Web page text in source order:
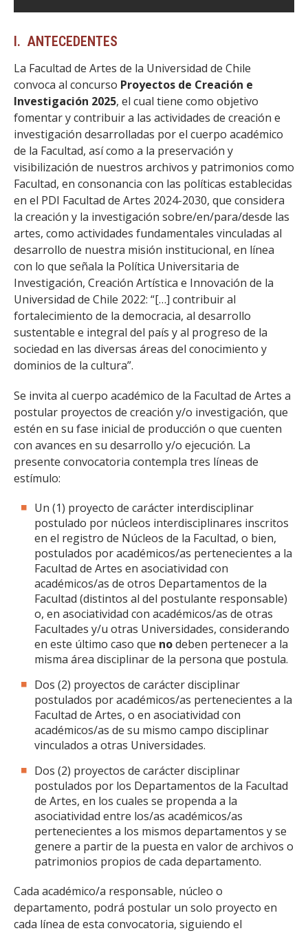
I. ANTECEDENTES
La Facultad de Artes de la Universidad de Chile
convoca al concurso Proyectos de Creación e
Investigación 2025, el cual tiene como objetivo
fomentar y contribuir a las actividades de creación e
investigación desarrolladas por el cuerpo académico
de la Facultad, así como a la preservación y
visibilización de nuestros archivos y patrimonios como
Facultad, en consonancia con las políticas establecidas
en el PDI Facultad de Artes 2024-2030, que considera
la creación y la investigación sobre/en/para/desde las
artes, como actividades fundamentales vinculadas al
desarrollo de nuestra misión institucional, en línea
con lo que señala la Política Universitaria de
Investigación, Creación Artística e Innovación de la
Universidad de Chile 2022: “[…] contribuir al
fortalecimiento de la democracia, al desarrollo
sustentable e integral del país y al progreso de la
sociedad en las diversas áreas del conocimiento y
dominios de la cultura”.
Se invita al cuerpo académico de la Facultad de Artes a
postular proyectos de creación y/o investigación, que
estén en su fase inicial de producción o que cuenten
con avances en su desarrollo y/o ejecución. La
presente convocatoria contempla tres líneas de
estímulo:
Un (1) proyecto de carácter interdisciplinar
postulado por núcleos interdisciplinares inscritos
en el registro de Núcleos de la Facultad, o bien,
postulados por académicos/as pertenecientes a la
Facultad de Artes en asociatividad con
académicos/as de otros Departamentos de la
Facultad (distintos al del postulante responsable)
o, en asociatividad con académicos/as de otras
Facultades y/u otras Universidades, considerando
en este último caso que nodeben pertenecer a la
misma área disciplinar de la persona que postula.
Dos (2) proyectos de carácter disciplinar
postulados por académicos/as pertenecientes a la
Facultad de Artes, o en asociatividad con
académicos/as de su mismo campo disciplinar
vinculados a otras Universidades.
Dos (2) proyectos de carácter disciplinar
postulados por los Departamentos de la Facultad
de Artes, en los cuales se propenda a la
asociatividad entre los/as académicos/as
pertenecientes a los mismos departamentos y se
genere a partir de la puesta en valor de archivos o
patrimonios propios de cada departamento.
Cada académico/a responsable, núcleo o
departamento, podrá postular un solo proyecto en
cada línea de esta convocatoria, siguiendo el